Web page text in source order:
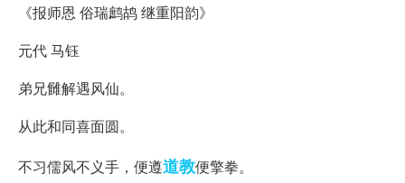
《报师恩 俗瑞鹧鸪 继重阳韵》
元代 马钰
弟兄雠解遇风仙。
从此和同喜面圆。
不习儒风不义手，便遵道教便擎拳。